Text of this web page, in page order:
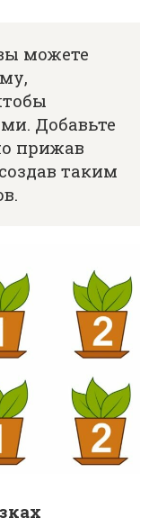
можете
Добавьте
прижав
таким